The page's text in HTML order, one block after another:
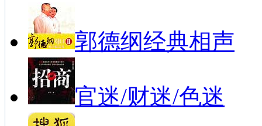
郭德纲经典相声
官迷/财迷/色迷